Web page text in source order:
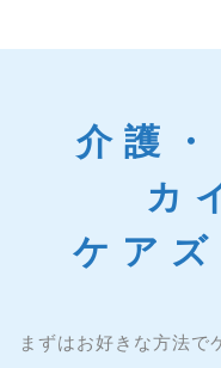
介護
カ
ケア
まずはお好きな方法で